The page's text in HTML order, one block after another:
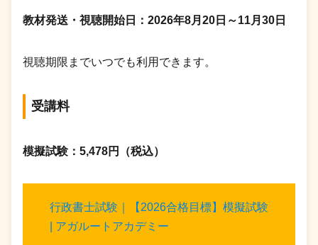
教材発送・視聴開始日：2026年8月20日～11月30日
視聴期限までいつでも利用できます。
受講料
模擬試験：5,478円（税込）
行政書士試験｜【2026合格目標】模擬試験
| アガルートアカデミー